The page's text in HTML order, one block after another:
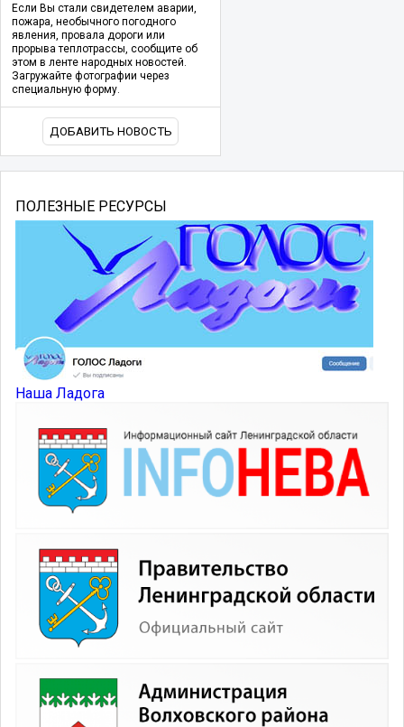
Если Вы стали свидетелем аварии,
пожара, необычного погодного
явления, провала дороги или
прорыва теплотрассы, сообщите об
этом в ленте народных новостей.
Загружайте фотографии через
специальную форму.
ДОБАВИТЬ НОВОСТЬ
ПОЛЕЗНЫЕ РЕСУРСЫ
Наша Ладога